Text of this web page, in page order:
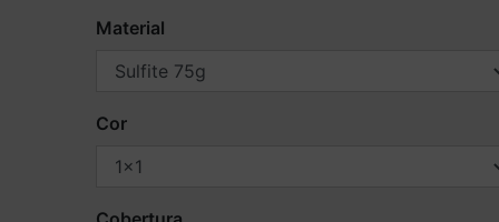
Material
Cor